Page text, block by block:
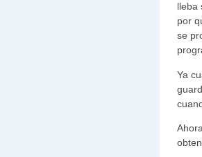
lleba
por
se
Ya